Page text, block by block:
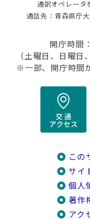
通訳オペレータ
通話先：青森県庁
開庁時間
（土曜日、日曜日
※一部、開庁時間
この
サイ
個人
著作
アク